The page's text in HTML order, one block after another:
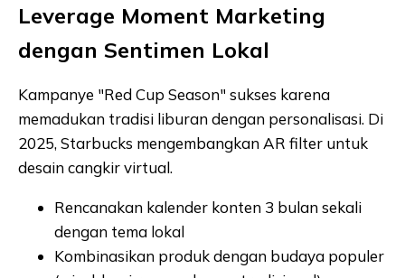
Leverage Moment Marketing
dengan Sentimen Lokal
Kampanye "Red Cup Season" sukses karena
memadukan tradisi liburan dengan personalisasi. Di
2025, Starbucks mengembangkan AR filter untuk
desain cangkir virtual.
Rencanakan kalender konten 3 bulan sekali
dengan tema lokal
Kombinasikan produk dengan budaya populer